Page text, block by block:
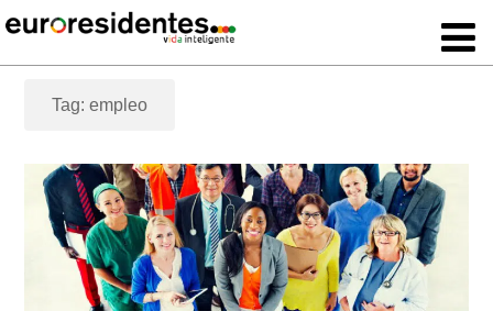
Tag: empleo